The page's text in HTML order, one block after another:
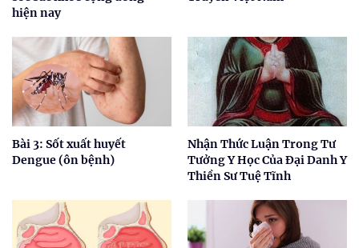
hiện nay
Bài 3: Sốt xuất huyết
Dengue (ôn bệnh)
Nhận Thức Luận Trong Tư
Tưởng Y Học Của Đại Danh Y
Thiền Sư Tuệ Tĩnh